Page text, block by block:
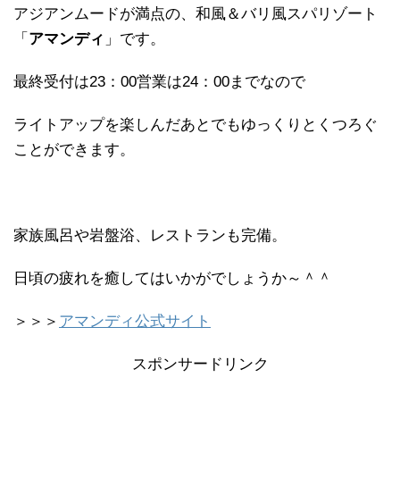
アジアンムードが満点の、和風＆バリ風スパリゾート
「 アマンディ 」です。
最終受付は23：00営業は24：00までなので
ライトアップを楽しんだあとでもゆっくりとくつろぐ
ことができます。
家族風呂や岩盤浴、レストランも完備。
日頃の疲れを癒してはいかがでしょうか～＾＾
＞＞＞ アマンディ公式サイト
スポンサードリンク